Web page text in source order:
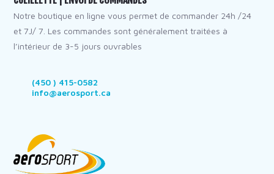
Notre boutique en ligne vous permet de commander 24h /24
et 7J/ 7. Les commandes sont généralement traitées à
l’intérieur de 3-5 jours ouvrables
(450 ) 415-0582
info@aerosport.ca